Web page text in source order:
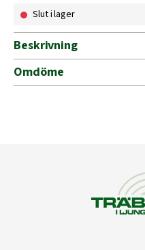
Slut i lager
Beskrivning
Omdöme